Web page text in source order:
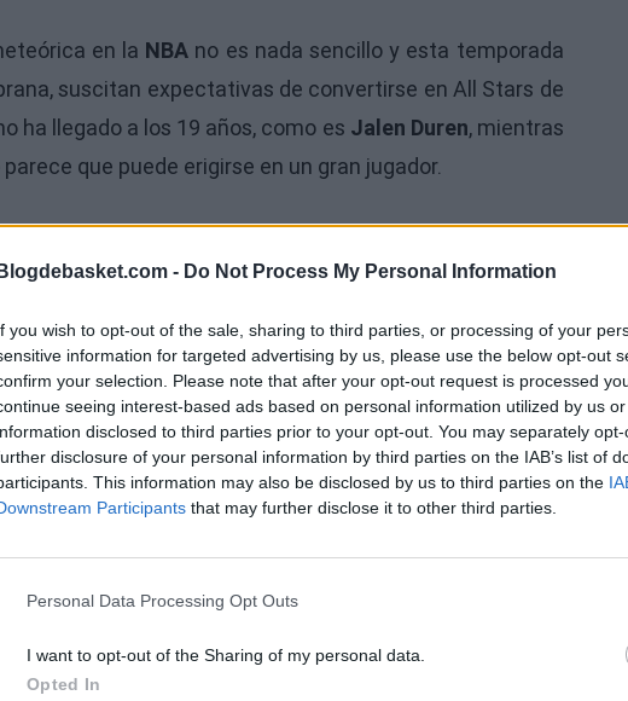
Blogdebasket.com - Do Not Process My Personal Information
you wish to opt-out of the sale, sharing to third parties, or processing of your
information for targeted advertising by us, please use the below opt-out
your selection. Please note that after your opt-out request is processed
seeing interest-based ads based on personal information utilized by us
disclosed to third parties prior to your opt-out. You may separately
disclosure of your personal information by third parties on the IAB’s list of
This information may also be disclosed by us to third parties on the
Participants that may further disclose it to other third parties.
Personal Data Processing Opt Outs
I want to opt-out of the Sharing of my personal data.
Opted In
en la NBA no es nada sencillo y esta temporada
suscitan expectativas de convertirse en All Stars de
ha llegado a los 19 años, como es Jalen Duren, mientras
parece que puede erigirse en un gran jugador.